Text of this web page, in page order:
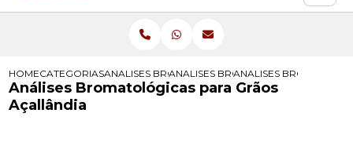
HOMECATEGORIASANALISES BROMATOLOGICAS
ANALISES BROMATOLOGICAS PARA
ANALISES
Análises Bromatológicas para Grãos
Açallândia